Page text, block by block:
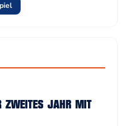
ZWEITES JAHR MIT